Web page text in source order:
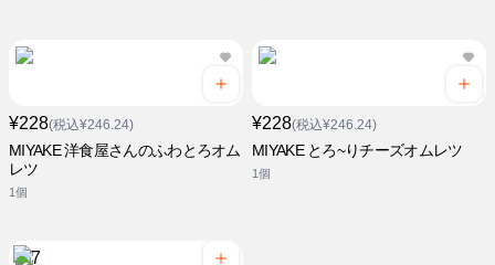
¥228(税込¥246.24)
MIYAKE 洋食屋さんのふわとろオム
レツ
1個
¥228(税込¥246.24)
MIYAKE とろ~りチーズオムレツ
1個